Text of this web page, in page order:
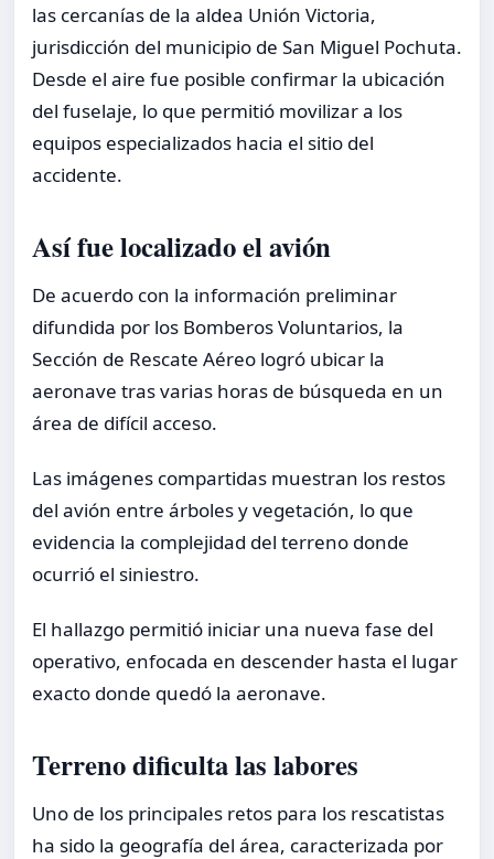
las cercanías de la aldea Unión Victoria,
jurisdicción del municipio de San Miguel Pochuta.
Desde el aire fue posible confirmar la ubicación
del fuselaje, lo que permitió movilizar a los
equipos especializados hacia el sitio del
accidente.
Así fue localizado el avión
De acuerdo con la información preliminar
difundida por los Bomberos Voluntarios, la
Sección de Rescate Aéreo logró ubicar la
aeronave tras varias horas de búsqueda en un
área de difícil acceso.
Las imágenes compartidas muestran los restos
del avión entre árboles y vegetación, lo que
evidencia la complejidad del terreno donde
ocurrió el siniestro.
El hallazgo permitió iniciar una nueva fase del
operativo, enfocada en descender hasta el lugar
exacto donde quedó la aeronave.
Terreno dificulta las labores
Uno de los principales retos para los rescatistas
ha sido la geografía del área, caracterizada por